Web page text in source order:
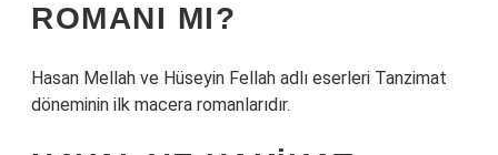
ROMANI MI?
Hasan Mellah ve Hüseyin Fellah adlı eserleri Tanzimat
döneminin ilk macera romanlarıdır.